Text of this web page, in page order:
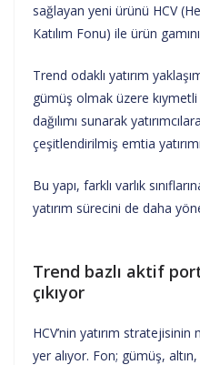
sağlayan yeni ürünü HCV
Katılım Fonu) ile ürün
Trend odaklı yatırım
gümüş olmak üzere
dağılımı sunarak
çeşitlendirilmiş emtia
Bu yapı, farklı varlık
yatırım sürecini de daha
Trend bazlı aktif
çıkıyor
HCV’nin yatırım
yer alıyor. Fon; gümüş,